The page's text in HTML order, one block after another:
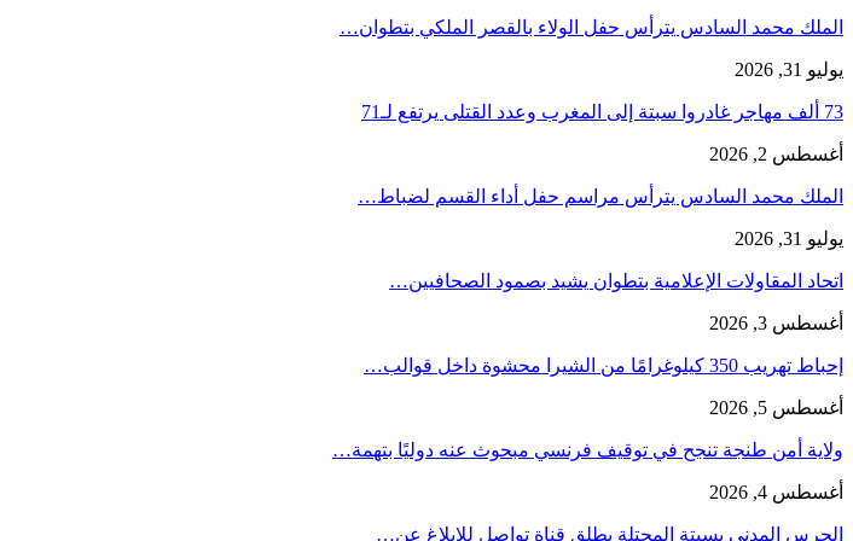
الملك محمد السادس يترأس حفل الولاء بالقصر الملكي بتطوان…
يوليو 31, 2026
73 ألف مهاجر غادروا سبتة إلى المغرب وعدد القتلى يرتفع لـ71
أغسطس 2, 2026
الملك محمد السادس يترأس مراسم حفل أداء القسم لضباط…
يوليو 31, 2026
اتحاد المقاولات الإعلامية بتطوان يشيد بصمود الصحافيين…
أغسطس 3, 2026
إحباط تهريب 350 كيلوغرامًا من الشيرا محشوة داخل قوالب…
أغسطس 5, 2026
ولاية أمن طنجة تنجح في توقيف فرنسي مبحوث عنه دوليًا بتهمة…
أغسطس 4, 2026
الحرس المدني بسبتة المحتلة يطلق قناة تواصل للإبلاغ عن…